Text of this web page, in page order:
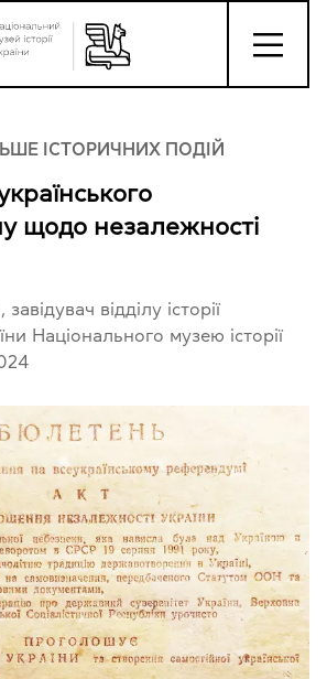
ІСТОРИЧНИХ ПОДІЙ
щодо незалежності
, завідувач відділу історії
Національного музею історії